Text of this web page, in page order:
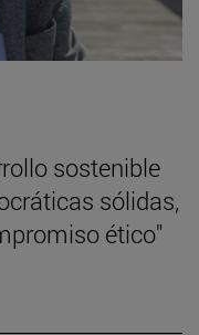
sostenible
sólidas,
ético"